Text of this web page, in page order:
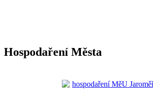
Hospodaření Města